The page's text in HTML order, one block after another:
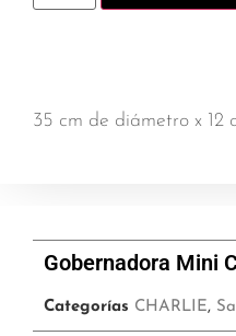
35 cm de diámetro x 12
Gobernadora Mini
Categorías CHARLIE,